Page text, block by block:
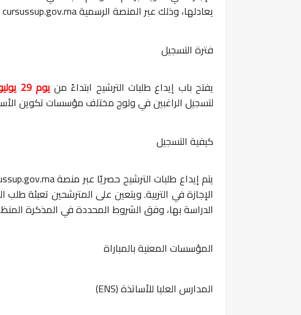
يعادلها، وذلك عبر المنصة الرسمية cursussup.gov.ma
فترة التسجيل
يفتح باب إيداع طلبات الترشيح ابتداءً منيوم 29 يوليوز 2026، ويستمر إلى غاية 23 غشت 2026
لتسجيل الراغبين في ولوج مختلف مؤسسات تكوين
كيفية التسجيل
يتم إيداع طلبات الترشيح حصريًا عبر منصة
الإجازة في التربية. ويتعين على المترشحين تعبئة
الدراسة بها، وفق الشروط المحددة في المذكرة
المؤسسات المعنية بالمباراة
المدارس العليا للأساتذة (ENS)